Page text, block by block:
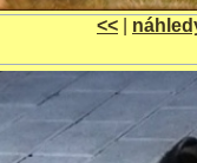
<<